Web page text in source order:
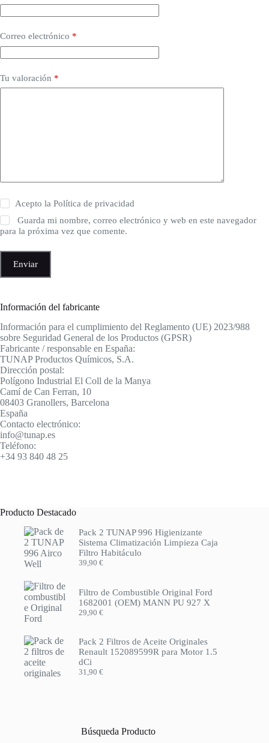
Correo electrónico *
Tu valoración *
Acepto laPolítica de privacidad
Guarda mi nombre, correo electrónico y web en este navegador
para la próxima vez que comente.
Enviar
Información del fabricante
Información para el cumplimiento del Reglamento (UE) 2023/988
sobre Seguridad General de los Productos (GPSR)
Fabricante / responsable en España:
TUNAP Productos Químicos, S.A.
Dirección postal:
Polígono Industrial El Coll de la Manya
Camí de Can Ferran, 10
08403 Granollers, Barcelona
España
Contacto electrónico:
info@tunap.es
Teléfono:
+34 93 840 48 25
Producto Destacado
Pack 2 TUNAP 996 Higienizante
Sistema Climatización Limpieza Caja
Filtro Habitáculo
39,90 €
Filtro de Combustible Original Ford
1682001 (OEM) MANN PU 927 X
29,90 €
Pack 2 Filtros de Aceite Originales
Renault 152089599R para Motor 1.5
dCi
31,90 €
Búsqueda Producto